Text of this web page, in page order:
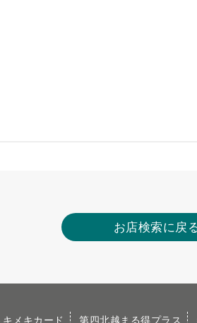
お店検索に戻
キメキカード 第四北越まる得プラス